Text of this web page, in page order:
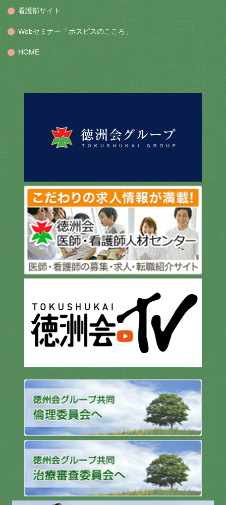
看護部サイト
Webセミナー「ホスピスのこころ」
HOME